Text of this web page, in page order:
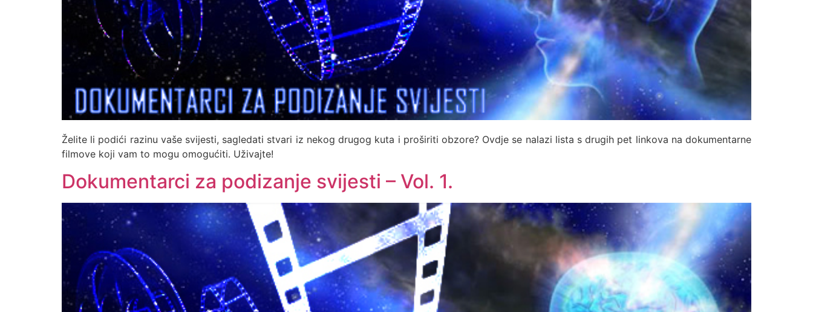
Želite li podići razinu vaše svijesti, sagledati stvari iz nekog drugog kuta i proširiti obzore? Ovdje se nalazi lista s drugih pet linkova na dokumentarne
filmove koji vam to mogu omogućiti. Uživajte!
Dokumentarci za podizanje svijesti – Vol. 1.